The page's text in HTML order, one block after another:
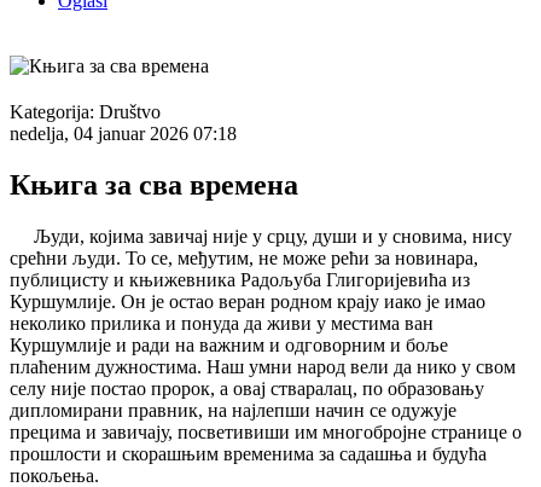
Kategorija: Društvo
nedelja, 04 januar 2026 07:18
Књига за сва времена
Људи, којима завичај није у срцу, души и у сновима, нису
срећни људи. То се, међутим, не може рећи за новинара,
публицисту и књижевника Радољуба Глигоријевића из
Куршумлије. Он је остао веран родном крају иако је имао
неколико прилика и понуда да живи у местима ван
Куршумлије и ради на важним и одговорним и боље
плаћеним дужностима. Наш умни народ вели да нико у свом
селу није постао пророк, а овај стваралац, по образовању
дипломирани правник, на најлепши начин се одужује
прецима и завичају, посветивиши им многобројне странице о
прошлости и скорашњим временима за садашња и будућа
покољења.